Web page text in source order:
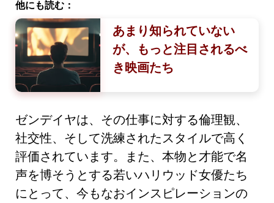
他にも読む：
あまり知られていない
が、もっと注目されるべ
き映画たち
ゼンデイヤは、その仕事に対する倫理観、
社交性、そして洗練されたスタイルで高く
評価されています。また、本物と才能で名
声を博そうとする若いハリウッド女優たち
にとって、今もなおインスピレーションの